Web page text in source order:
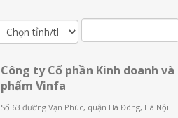
Công ty Cổ phần Kinh doanh
phẩm Vinfa
Số 63 đường Vạn Phúc, quận Hà Đông, Hà Nội